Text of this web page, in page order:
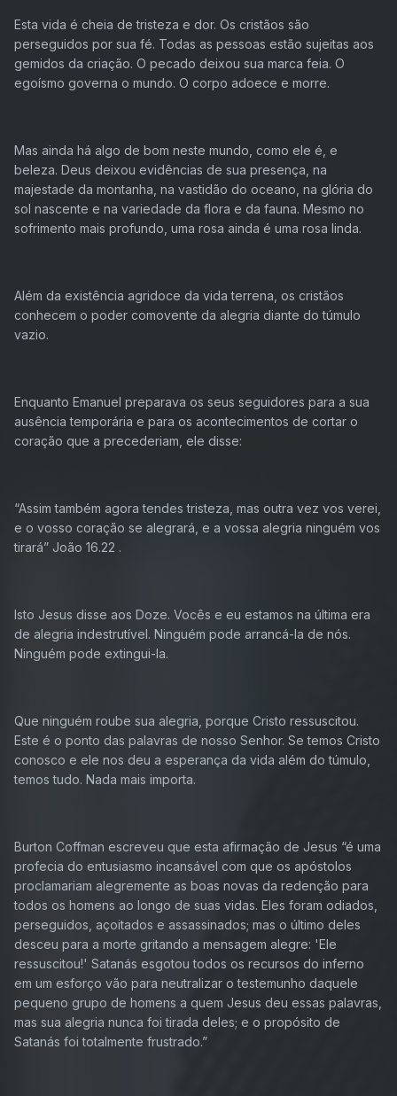
Esta vida é cheia de tristeza e dor. Os cristãos são
perseguidos por sua fé. Todas as pessoas estão sujeitas aos
gemidos da criação. O pecado deixou sua marca feia. O
egoísmo governa o mundo. O corpo adoece e morre.
Mas ainda há algo de bom neste mundo, como ele é, e
beleza. Deus deixou evidências de sua presença, na
majestade da montanha, na vastidão do oceano, na glória do
sol nascente e na variedade da flora e da fauna. Mesmo no
sofrimento mais profundo, uma rosa ainda é uma rosa linda.
Além da existência agridoce da vida terrena, os cristãos
conhecem o poder comovente da alegria diante do túmulo
vazio.
Enquanto Emanuel preparava os seus seguidores para a sua
ausência temporária e para os acontecimentos de cortar o
coração que a precederiam, ele disse:
“Assim também agora tendes tristeza, mas outra vez vos verei,
e o vosso coração se alegrará, e a vossa alegria ninguém vos
tirará” João 16.22 .
Isto Jesus disse aos Doze. Vocês e eu estamos na última era
de alegria indestrutível. Ninguém pode arrancá-la de nós.
Ninguém pode extingui-la.
Que ninguém roube sua alegria, porque Cristo ressuscitou.
Este é o ponto das palavras de nosso Senhor. Se temos Cristo
conosco e ele nos deu a esperança da vida além do túmulo,
temos tudo. Nada mais importa.
Burton Coffman escreveu que esta afirmação de Jesus “é uma
profecia do entusiasmo incansável com que os apóstolos
proclamariam alegremente as boas novas da redenção para
todos os homens ao longo de suas vidas. Eles foram odiados,
perseguidos, açoitados e assassinados; mas o último deles
desceu para a morte gritando a mensagem alegre: 'Ele
ressuscitou!' Satanás esgotou todos os recursos do inferno
em um esforço vão para neutralizar o testemunho daquele
pequeno grupo de homens a quem Jesus deu essas palavras,
mas sua alegria nunca foi tirada deles; e o propósito de
Satanás foi totalmente frustrado.”